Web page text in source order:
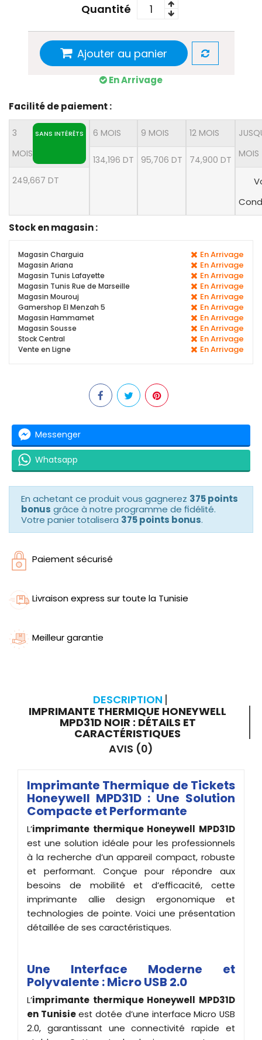
Quantité
Ajouter au panier
En Arrivage
Facilité de paiement :
3
MOIS
SANS INTÉRÊTS
249,667 DT
6 MOIS
134,196 DT
9 MOIS
95,706 DT
12 MOIS
74,900 DT
MOIS
Stock en magasin :
Magasin Charguia En Arrivage
Magasin Ariana En Arrivage
Magasin Tunis Lafayette En Arrivage
Magasin Tunis Rue de Marseille En Arrivage
Magasin Mourouj En Arrivage
Gamershop El Menzah 5 En Arrivage
Magasin Hammamet En Arrivage
Magasin Sousse En Arrivage
Stock Central En Arrivage
Vente en Ligne En Arrivage
Messenger
Whatsapp
En achetant ce produit vous gagnerez 375 points
bonus grâce à notre programme de fidélité.
Votre panier totalisera 375 points bonus.
Paiement sécurisé
Livraison express sur toute la Tunisie
Meilleur garantie
DESCRIPTION
IMPRIMANTE THERMIQUE HONEYWELL
MPD31D NOIR : DÉTAILS ET
CARACTÉRISTIQUES
AVIS (0)
Imprimante Thermique de Tickets
Honeywell MPD31D : Une Solution
Compacte et Performante
L’imprimante thermique Honeywell MPD31D
est une solution idéale pour les professionnels
à la recherche d’un appareil compact, robuste
et performant. Conçue pour répondre aux
besoins de mobilité et d’efficacité, cette
imprimante allie design ergonomique et
technologies de pointe. Voici une présentation
détaillée de ses caractéristiques.
Une Interface Moderne et
Polyvalente : Micro USB 2.0
L’imprimante thermique Honeywell MPD31D
en Tunisieest dotée d’une interface Micro USB
2.0, garantissant une connectivité rapide et